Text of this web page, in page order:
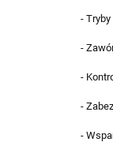
-
-
-
-
-